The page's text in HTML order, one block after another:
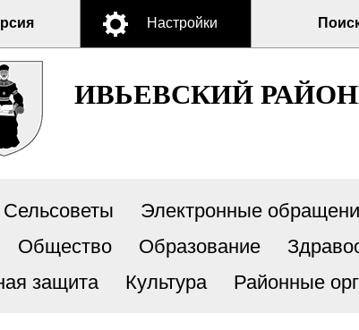
Настройки
ИВЬЕВСКИЙ
Сельсоветы Электронные
Общество Образование
защита
Культура Районные